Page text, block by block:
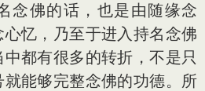
念佛的话，也是由随缘念
忆，乃至于进入持名念佛
都有很多的转折，不是只
能够完整念佛的功德。所